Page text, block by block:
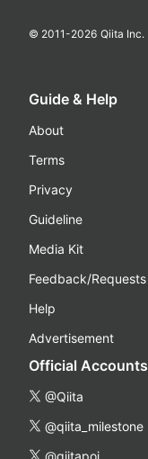
© 2011-2026 Qiita Inc.
Guide & Help
About
Terms
Privacy
Guideline
Media Kit
Feedback/Requests
Help
Advertisement
Official Accounts
@Qiita
@qiita_milestone
@qiitapoi